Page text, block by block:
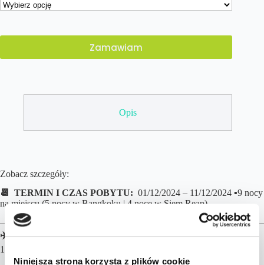
Niniejsza strona korzysta z plików cookie
Zamawiam
Opis
Zobacz szczegóły:
📆 TERMIN I CZAS POBYTU: 01/12/2024 – 11/12/2024 ▪️9 nocy
na miejscu (5 nocy w Bangkoku | 4 noce w Siem Reap)
✈️ LOTY z Berlina▪️1 przesiadka w każdą stronę▪️Bagaż podręczny
12kg w cenie (rejestrowany 23kg +599 zł/os)